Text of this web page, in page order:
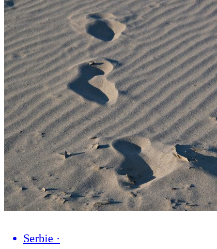
Serbie ·